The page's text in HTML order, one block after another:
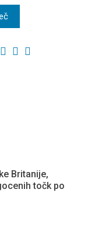
Britanije,
točk po